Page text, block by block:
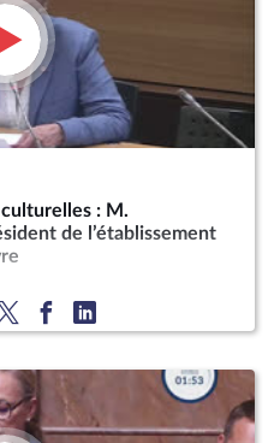
: M.
de l’établissement